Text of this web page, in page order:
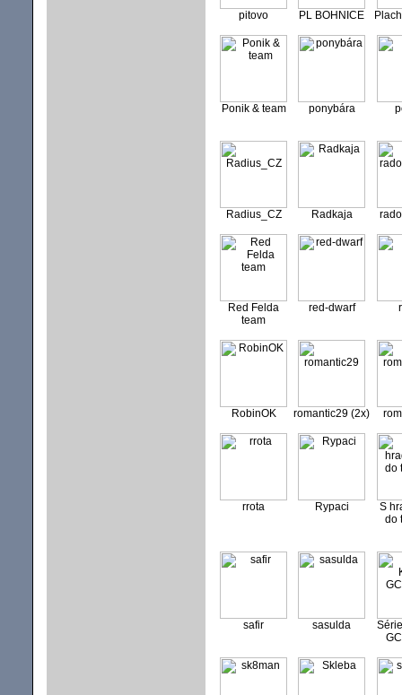
pitovo PL BOHNICE
Ponik & team ponybára
Radius_CZ Radkaja
Red Felda
team
red-dwarf
RobinOK romantic29 (2x)
rrota Rypaci
S
do
safir sasulda